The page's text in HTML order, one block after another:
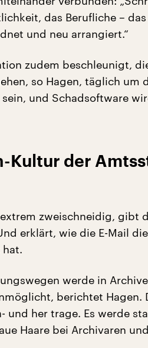
das Berufliche –
und neu arrangiert.“
zudem beschleunigt,
so Hagen, täglich um
und Schadsoftware
Kultur der
zweischneidig, gibt
erklärt, wie die E-Mail
werde in
berichtet Hagen.
und her trage. Es werde
Haare bei Archivaren